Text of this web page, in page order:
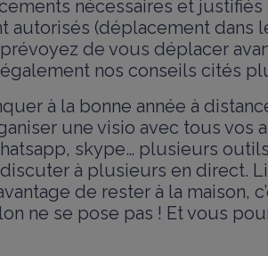
nécessaires et justifiés
autorisés (déplacement dans
de vous déplacer
nos conseils cités
à la bonne année à
une visio avec tous vos
skype… plusieurs
à plusieurs en direct.
de rester à la maison,
ne se pose pas ! Et vous